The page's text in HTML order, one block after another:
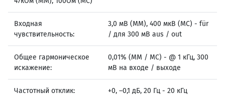
Входная
чувствительность:
3,0 мВ (MM), 400 мкВ (MC) - für
/ для 300 мВ aus / out
Общее гармоническое
искажение:
0,01% (MM / MC) - @ 1 кГц, 300
мВ на входе / выходе
Частотный отклик: +0, –0,1 дБ, 20 Гц - 20 кГц